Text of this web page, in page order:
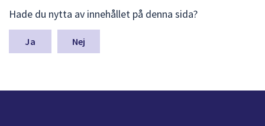
ä
m
a
n
Hade du nytta av innehållet på denna sida?
Nej